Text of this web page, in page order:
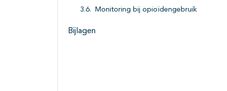
Monitoring bij opioïdengebruik
Bijlagen